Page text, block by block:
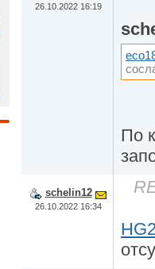
26.10.2022 16:19
По
schelin12
26.10.2022 16:34